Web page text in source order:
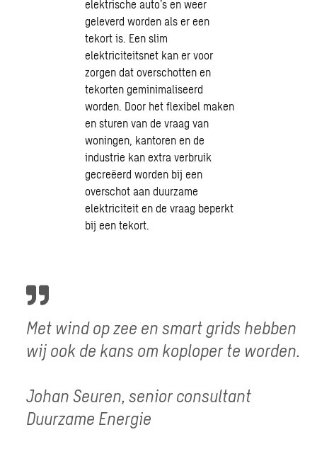
elektrische auto’s en weer
geleverd worden als er een
tekort is. Een slim
elektriciteitsnet kan er voor
zorgen dat overschotten en
tekorten geminimaliseerd
worden. Door het flexibel maken
en sturen van de vraag van
woningen, kantoren en de
industrie kan extra verbruik
gecreëerd worden bij een
overschot aan duurzame
elektriciteit en de vraag beperkt
bij een tekort.
Met wind op zee en smart grids hebben
wij ook de kans om koploper te worden.
Johan Seuren, senior consultant
Duurzame Energie